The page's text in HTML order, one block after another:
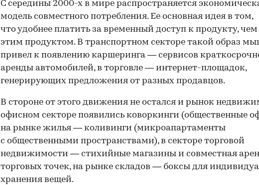
С середины 2000-х в мире распространяется
модель совместного потребления. Ее основная идея в том,
что удобнее платить за временный доступ к продукту, чем
этим продуктом. В транспортном секторе такой образ
привел к появлению каршеринга — сервисов
аренды автомобилей, в торговле — интернет-площадок,
генерирующих предложения от разных продавцов.
В стороне от этого движения не остался и рынок
офисном секторе появились коворкинги (общественные
на рынке жилья — коливинги (микроапартаменты
с общественными пространствами), в секторе торговой
недвижимости — стихийные магазины и совместная
торговых точек, на рынке складов — боксы для
хранения вещей.